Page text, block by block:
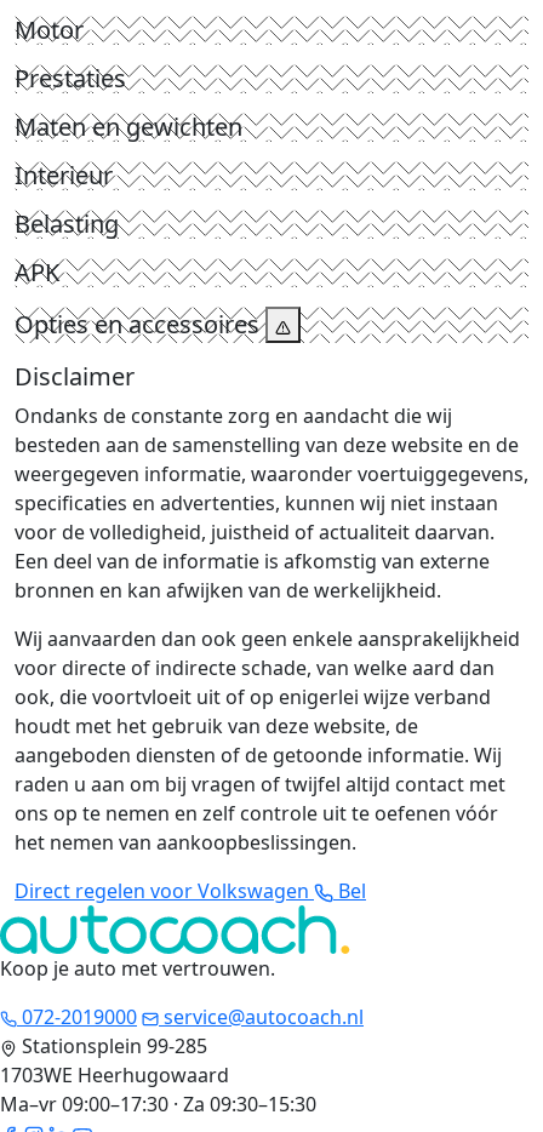
Motor
Prestaties
Maten en gewichten
Interieur
Belasting
APK
Opties en accessoires
Disclaimer
Ondanks de constante zorg en aandacht die wij
besteden aan de samenstelling van deze website en de
weergegeven informatie, waaronder voertuiggegevens,
specificaties en advertenties, kunnen wij niet instaan
voor de volledigheid, juistheid of actualiteit daarvan.
Een deel van de informatie is afkomstig van externe
bronnen en kan afwijken van de werkelijkheid.
Wij aanvaarden dan ook geen enkele aansprakelijkheid
voor directe of indirecte schade, van welke aard dan
ook, die voortvloeit uit of op enigerlei wijze verband
houdt met het gebruik van deze website, de
aangeboden diensten of de getoonde informatie. Wij
raden u aan om bij vragen of twijfel altijd contact met
ons op te nemen en zelf controle uit te oefenen vóór
het nemen van aankoopbeslissingen.
Direct regelen voor Volkswagen
Bel
Koop je auto met vertrouwen.
072-2019000
service@autocoach.nl
Stationsplein 99-285
1703WE Heerhugowaard
Ma–vr 09:00–17:30 · Za 09:30–15:30